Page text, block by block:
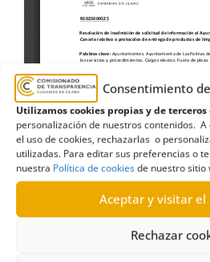
Consentimiento
Utilizamos cookies propias y de terceros
personalización de nuestros contenidos.
el uso de cookies, rechazarlas o
utilizadas. Para editar sus preferencias o
nuestra Política de cookiesde nuestro sitio
Aceptar y visitar el
Rechazar